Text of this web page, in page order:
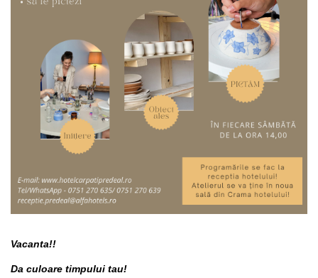
Vacanta!!
Da culoare timpului tau!